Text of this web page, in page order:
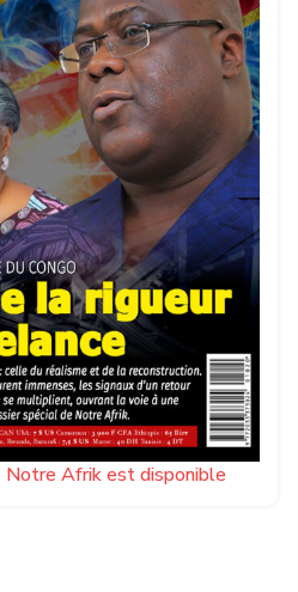
Notre Afrik est disponible